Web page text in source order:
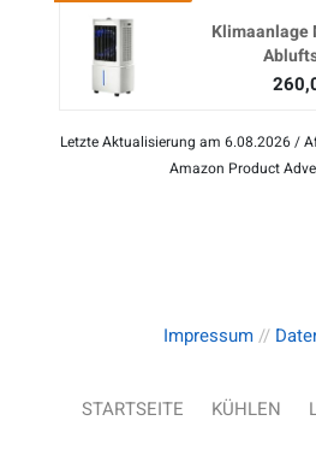
Klimaanlage
Letzte Aktualisierung am 6.08.2026 /
Amazon Product
Impressum//
STARTSEITE KÜHLEN